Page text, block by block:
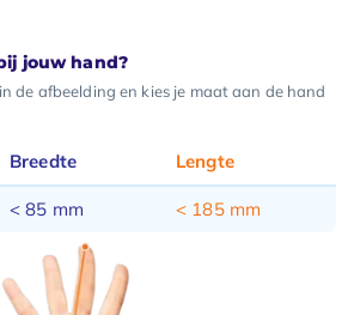
jouw hand?
de afbeelding en kies je maat aan de hand
Breedte Lengte
< 85 mm < 185 mm